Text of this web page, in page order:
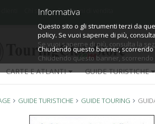
Informativa
Questo sito o gli strumenti terzi da
policy.
Se vuoi saperne di più, consulta la
Chiudendo questo banner,
Informativa
Questo sito o gli strumenti terzi da
policy. Se vuoi saperne di più,
Chiudendo questo banner,
Chi siamo Condizioni di vendita
CARTE E ATLANTI GUIDE TURISTICHE
GUIDE TURISTICHE GUIDE TOURING